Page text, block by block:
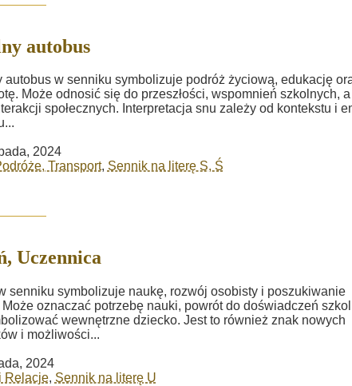
autobus
autobus w senniku symbolizuje podróż życiową, edukację
Może odnosić się do przeszłości, wspomnień szkolnych, a
społecznych. Interpretacja snu zależy od kontekstu i
2024
Transport, Sennik na literę S, Ś
Uczennica
senniku symbolizuje naukę, rozwój osobisty i poszukiwanie
oznaczać potrzebę nauki, powrót do doświadczeń
wewnętrzne dziecko. Jest to również znak nowych
i możliwości...
2024
Relacje, Sennik na literę U